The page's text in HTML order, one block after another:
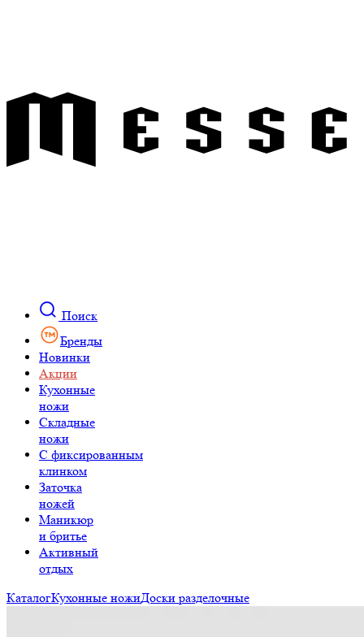
Поиск
Бренды
Новинки
Акции
Кухонные
ножи
Складные
ножи
C фиксированным
клинком
Заточка
ножей
Маникюр
и бритье
Активный
отдых
КаталогКухонные ножиДоски разделочные